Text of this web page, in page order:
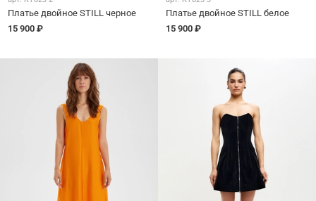
Платье двойное STILL черное
15 900 ₽
Платье двойное STILL белое
15 900 ₽